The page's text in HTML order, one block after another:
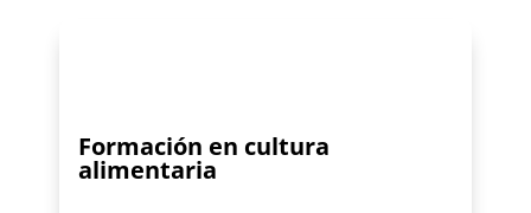
Formación en cultura
alimentaria